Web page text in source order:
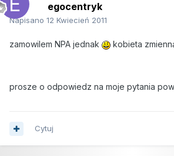
egocentryk
Napisano 12 Kwiecień 2011
zamowilem NPA jednak kobieta
prosze o odpowiedz na moje pytania
Cytuj